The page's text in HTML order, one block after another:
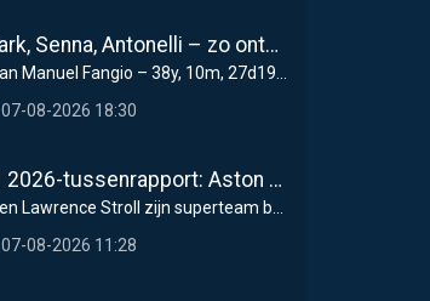
Clark, Senna, Antonelli – zo ontwikkelde het leeftijdsrecord voor de grand chelem
07-08-2026 18:30
F1 2026-tussenrapport: Aston Martin zoekt eerherstel na dramatische start
07-08-2026 11:28